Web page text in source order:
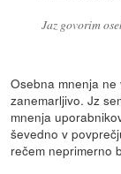
Jaz govorim
Osebna mnenja
zanemarljivo. Jz
mnenja
ševedno v
rečem neprimerno